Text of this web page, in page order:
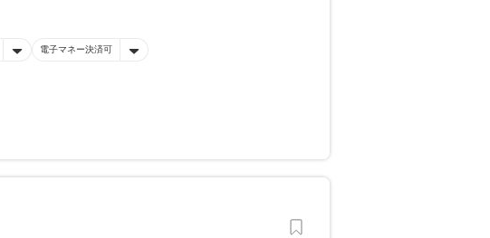
電子マネー決済可